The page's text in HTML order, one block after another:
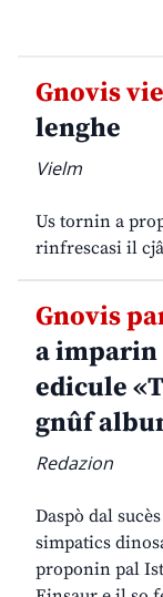
Gnovis
lenghe
Vielm
Us tornin a
rinfrescasi il
Gnovis
a imparin
edicule
gnûf
Redazion
Daspò dal
simpatics
proponin pal